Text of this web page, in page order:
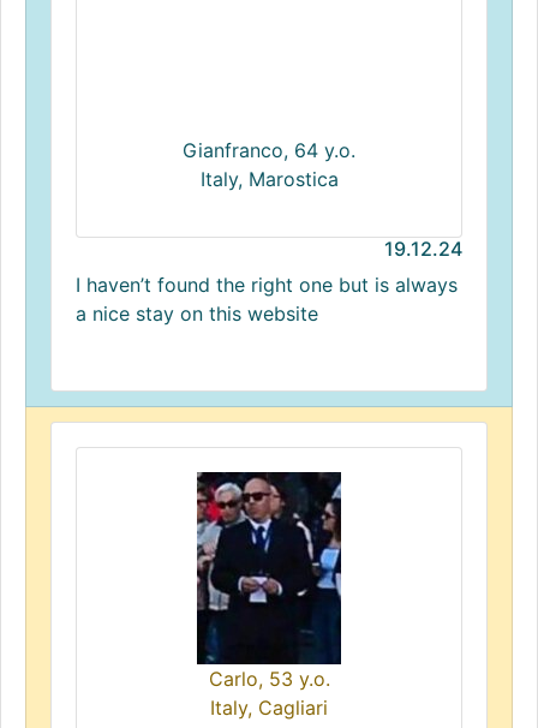
Gianfranco, 64 y.o.
Italy, Marostica
19.12.24
I haven’t found the right one but is always
a nice stay on this website
Carlo, 53 y.o.
Italy, Cagliari